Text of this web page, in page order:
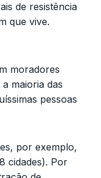
de resistência
que vive.
moradores
maioria das
pessoas
por exemplo,
cidades). Por